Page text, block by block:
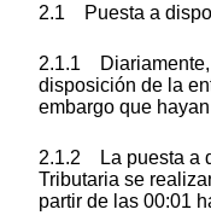
2.1 Puesta a
2.1.1 Diariamente,
disposición de la
embargo que
2.1.2 La puesta a
Tributaria se
partir de las 00:01